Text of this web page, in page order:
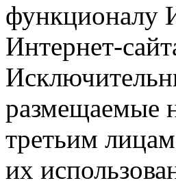
функционалу
Интернет-
размещаемые
третьим
их